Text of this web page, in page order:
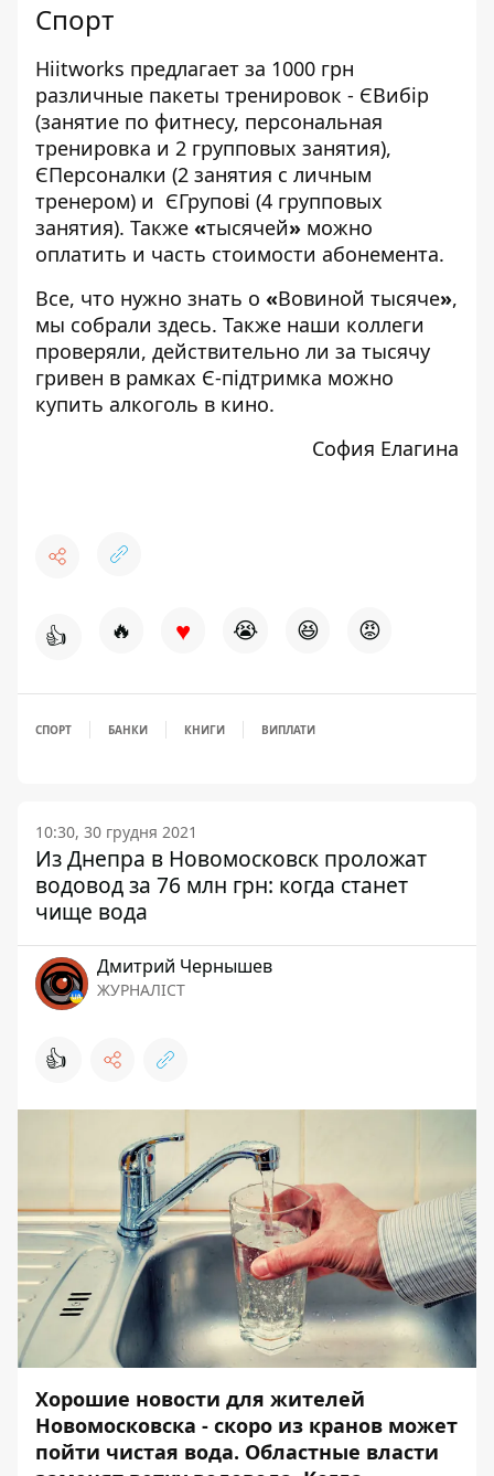
Спорт
Hiitworks предлагает за 1000 грн
различные пакеты тренировок - ЄВибір
(занятие по фитнесу, персональная
тренировка и 2 групповых занятия),
ЄПерсоналки (2 занятия с личным
тренером) и ЄГрупові (4 групповых
занятия). Также «тысячей» можно
оплатить и часть стоимости абонемента.
Все, что нужно знать о «Вовиной тысяче»,
мы собрали здесь. Также наши коллеги
проверяли, действительно ли за тысячу
гривен в рамках Є-підтримка можно
купить алкоголь в кино.
София Елагина
👍 🔥 ♥ 😭 😆 😡
СПОРТ БАНКИ КНИГИ ВИПЛАТИ
10:30, 30 грудня 2021
Из Днепра в Новомосковск проложат
водовод за 76 млн грн: когда станет
чище вода
Дмитрий Чернышев
ЖУРНАЛІСТ
👍
Хорошие новости для жителей
Новомосковска - скоро из кранов может
пойти чистая вода. Областные власти